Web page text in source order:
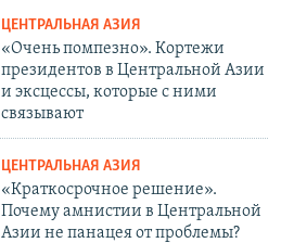
ЦЕНТРАЛЬНАЯ АЗИЯ
«Очень помпезно». Кортежи
президентов в Центральной Азии
и эксцессы, которые с ними
связывают
ЦЕНТРАЛЬНАЯ АЗИЯ
«Краткосрочное решение».
Почему амнистии в Центральной
Азии не панацея от проблемы?